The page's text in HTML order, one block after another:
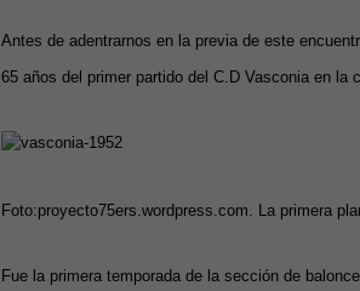
Antes de adentrarnos en la previa de este
65 años del primer partido del C.D Vasconia en la
Foto:proyecto75ers.wordpress.com. La primera
Fue la primera temporada de la sección de